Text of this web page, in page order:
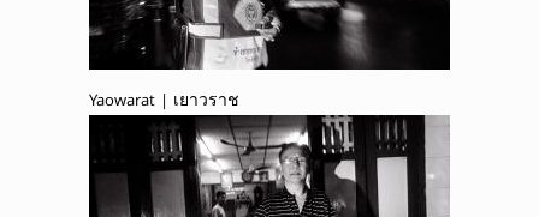
Yaowarat | เยาวราช